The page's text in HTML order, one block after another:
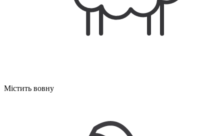
Містить вовну